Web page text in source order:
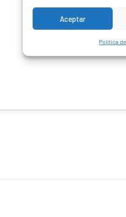
Aceptar
Política